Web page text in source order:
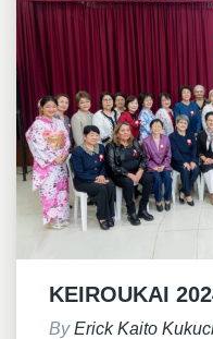
KEIROUKAI
ByErick Kaito